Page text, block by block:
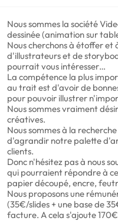
Nous sommes la société
dessinée (animation sur
Nous cherchons à étoffer
d'illustrateurs et de
pourrait vous intéresser…
La compétence la plus
au trait est d'avoir de
pour pouvoir illustrer
Nous sommes vraiment
créatives.
Nous sommes à la
d'agrandir notre palette
clients.
Donc n'hésitez pas à nous
qui pourraient répondre à
papier découpé, encre,
Nous proposons une
(35€/slides + une base de
facture. A cela s'ajoute 170€